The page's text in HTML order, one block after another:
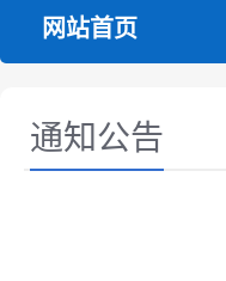
网站首页
通知公告